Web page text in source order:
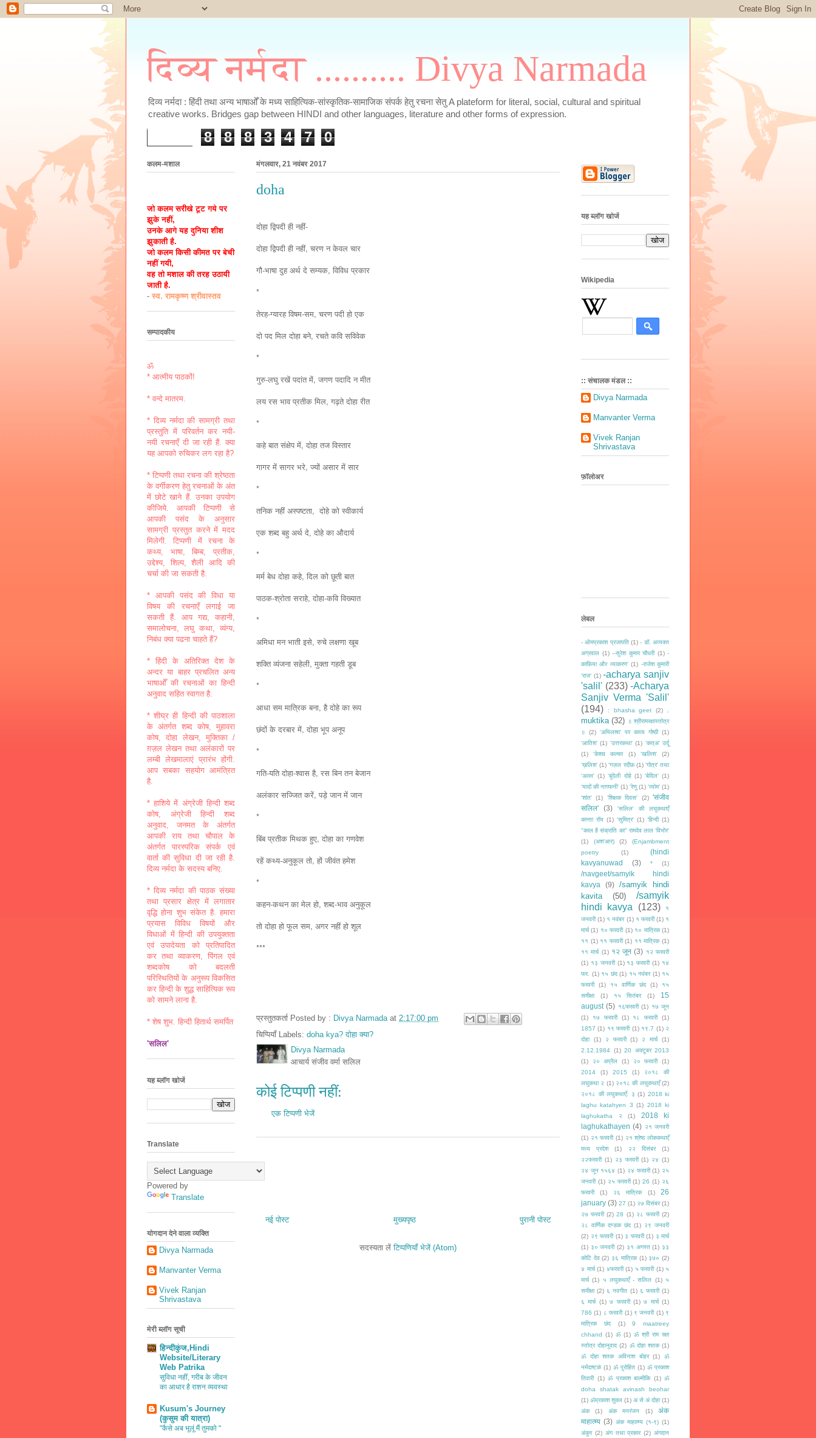
दिव्य नर्मदा .......... Divya Narmada
दिव्य नर्मदा : हिंदी तथा अन्य भाषाओँ के मध्य साहित्यिक-सांस्कृतिक-सामाजिक संपर्क हेतु रचना सेतु A plateform for literal, social, cultural and spiritual
creative works. Bridges gap between HINDI and other languages, literature and other forms of expression.
8 8 8 3 4 7 0
मंगलवार, 21 नवंबर 2017
doha
दोहा द्विपदी ही नहीं-
दोहा द्विपदी ही नहीं, चरण न केवल चार
गौ-भाषा दुह अर्थ दे सम्यक, विविध प्रकार
*
तेरह-ग्यारह विषम-सम, चरण पदी हो एक
दो पद मिल दोहा बने, रचते कवि सविवेक
*
गुरु-लघु रखें पदांत में, जगण पदादि न मीत
लय रस भाव प्रतीक मिल, गढ़ते दोहा रीत
*
कहे बात संक्षेप में, दोहा तज विस्तार
गागर में सागर भरे, ज्यों असार में सार
*
तनिक नहीं अस्पष्टता,  दोहे को स्वीकार्य
एक शब्द बहु अर्थ दे, दोहे का औदार्य
*
मर्म बेध दोहा कहे, दिल को छूती बात
पाठक-श्रोता सराहे, दोहा-कवि विख्यात
*
अमिधा मन भाती इसे, रुचे लक्षणा खूब
शक्ति व्यंजना सहेली, मुक्ता गहती डूब
*
आधा सम मात्रिक बना, है दोहे का रूप
छंदों के दरबार में, दोहा भूप अनूप
*
गति-यति दोहा-श्वास है, रस बिन तन बेजान
अलंकार सज्जित करें, पड़े जान में जान
*
बिंब प्रतीक मिथक हुए, दोहा का गणवेश
रहें कथ्य-अनुकूल तो, हों जीवंत हमेश
*
कहन-कथन का मेल हो, शब्द-भाव अनुकूल
तो दोहा हो फूल सम, अगर नहीं हो शूल
***
प्रस्तुतकर्ता Posted by : Divya Narmada at 2:17:00 pm
चिप्पियाँ Labels: doha kya? दोहा क्या?
Divya Narmada
आचार्य संजीव वर्मा सलिल
कोई टिप्पणी नहीं:
एक टिप्पणी भेजें
नई पोस्ट पुरानी पोस्ट
मुख्यपृष्ठ
सदस्यता लेंटिप्पणियाँ भेजें (Atom)
कलम-मशाल
जो कलम सरीखे टूट गये पर
झुके नहीं,
उनके आगे यह दुनिया शीश
झुकाती है.
जो कलम किसी कीमत पर बेची
नहीं गयी,
वह तो मशाल की तरह उठायी
जाती है.
- स्व. रामकृष्ण श्रीवास्तव
सम्पादकीय
ॐ
* आत्मीय पाठकों!
* वन्दे मातरम.
* दिव्य नर्मदा की सामग्री तथा
प्रस्तुति में परिवर्तन कर नयी-
नयी रचनाएँ दी जा रही हैं. क्या
यह आपको रुचिकर लग रहा है?
* टिप्पणी तथा रचना की श्रेष्ठता
के वर्गीकरण हेतु रचनाओं के अंत
में छोटे खाने हैं. उनका उपयोग
कीजिये. आपकी टिप्पणी से
आपकी पसंद के अनुसार
सामग्री प्रस्तुत करने में मदद
मिलेगी. टिप्पणी में रचना के
कथ्य, भाषा, बिम्ब, प्रतीक,
उद्देश्य, शिल्प, शैली आदि की
चर्चा की जा सकती है.
* आपकी पसंद की विधा या
विषय की रचनाएँ लगाई जा
सकती हैं. आप गद्य, कहानी,
समालोचना, लघु कथा, व्यंग्य,
निबंध क्या पढना चाहते हैं?
* हिंदी के अतिरिक्त देश के
अन्दर या बाहर प्रचलित अन्य
भाषाओँ की रचनाओं का हिन्दी
अनुवाद सहित स्वागत है.
* शीघ्र ही हिन्दी की पाठशाला
के अंतर्गत शब्द कोष, मुहावरा
कोष, दोहा लेखन, मुक्तिका /
ग़ज़ल लेखन तथा अलंकारों पर
लम्बी लेखमालाएं प्रारंभ होंगी.
आप सबका सहयोग आमंत्रित
है.
* हाशिये में अंग्रेजी हिन्दी शब्द
कोष, अंग्रेजी हिन्दी शब्द
अनुवाद, जनमत के अंतर्गत
आपकी राय तथा चौपाल के
अंतर्गत पारस्परिक संपर्क एवं
वार्ता की सुविधा दी जा रही है.
दिव्य नर्मदा के सदस्य बनिए.
* दिव्य नर्मदा की पाठक संख्या
तथा प्रसार क्षेत्र में लगातार
वृद्धि होना शुभ संकेत है. हमारा
प्रयास विविध विषयों और
विधाओं में हिन्दी की उपयुक्तता
एवं उपादेयता को प्रतिपादित
कर तथा व्याकरण, पिंगल एवं
शब्दकोष को बदलती
परिस्थितियों के अनुरूप विकसित
कर हिन्दी के शुद्ध साहित्यिक रूप
को सामने लाना है.
* शेष शुभ. हिन्दी हितार्थ समर्पित
'सलिल'
यह ब्लॉग खोजें
Translate
Powered by
Translate
योगदान देने वाला व्यक्ति
Divya Narmada
Manvanter Verma
Vivek Ranjan
Shrivastava
मेरी ब्लॉग सूची
हिन्दीकुंज,Hindi
Website/Literary
Web Patrika
सुविधा नहीं, गरीब के जीवन
का आधार है राशन व्यवस्था
Kusum's Journey
(कुसुम की यात्रा)
"कैसे अब भूलूं मैं तुमको "
यह ब्लॉग खोजें
Wikipedia
:: संचालक मंडल ::
Divya Narmada
Manvanter Verma
Vivek Ranjan
Shrivastava
फ़ॉलोअर
लेबल
- ओमप्रकाश प्रजापति (1) - डॉ. अव्यक्त
अग्रवाल (1) --सुरेश कुमार चौधरी (1) -
काफ़िया और व्याकरण' (1) -राजेश कुमारी
‘राज‘ (1) -acharya sanjiv
'salil' (233) -Acharya
Sanjiv Verma 'Salil'
(194)
: bhasha geet (2)
muktika (32)
॥ श्रीरामरक्षास्तोत्र
॥
(2) 'अभिलाषा' पर काव्य गोष्ठी (1)
'आतिश' (1) 'उत्तरकथा' (1) 'कत्अ' उर्दू
(1)
'केशव कल्चर (1) 'खलिश'
(2)
’ख़लिश' (1) 'गज़ल रदीफ़ (1) 'गोत्र' तथा
'अल्ल' (1) 'बुंदेली दोहे (1) 'बेदिल' (1)
‘यादों की नागफनी’ (1) 'रेणु (1) 'व्योम' (1)
'शांत' (1) 'शिक्षक दिवस' (2) 'संजीव
सलिल'
(3)
'सलिल' की लघुकथाएँ
कान्ता रॉय (1) 'सुमित्र' (1) ‘हिन्दी (1)
"काल है संक्रांति का" रामदेव लाल 'विभोर'
(1)
(अश'आर) (2)
(Enjambment
poetry
(1)
(hindi
kavyanuwad
(3) * (1)
/navgeet/samyik hindi
kavya
(9)
/samyik hindi
kavita
(50)
/samyik
hindi kavya
(123)
१
जनवरी (1) १ नवंबर (1) १ फरवरी (1) १
मार्च (1) १० फरवरी (1) १० मात्रिक (1)
११ (1) ११ फरवरी (1) ११ मात्रिक (1)
११ मार्च (1) १२ जून (3) १२ फरवरी
(1) १३ जनवरी (1) १३ फरवरी (1) १४
फर. (1) १५ छंद (1) १५ नवंबर (1) १५
फरवरी
(1) १५ वार्णिक छंद (1)
१५
समीक्षा
(1) १५ सितंबर (1)
15
august (5) १६फरवरी (1) १७ जून
(1)
१७ फरवरी (1) १८ फरवरी
(1)
1857 (1) १९ फरवरी (1) १९.7 (1) २
दोहा
(1) २ फरवरी (1) २ मार्च
(1)
2.12.1984 (1) 20 अक्टूबर 2013
(1)
२० अप्रैल (1) २० फरवरी
(1)
2014
(1) 2015 (1)
२०१८ की
लघुकथा २ (1) २०१८ की लघुकथाएँ (2)
२०१८ की लघुकथाएँ: ३ (1) 2018 ki
laghu katahyen 3 (1) 2018 ki
laghukatha २
(1)
2018 ki
laghukathayen (4) २१ जनवरी
(1) २१ फरवरी (1) २१ श्रेष्ठ लोककथाएँ
मध्य प्रदेश
(1) २२ दिसंबर
(1)
२२फरवरी (1) २३ फरवरी (1) २४ (1)
२४ जून १५६४ (1) २४ फरवरी (1) २५
जनवरी (1) २५ फरवरी (1) 26 (1) २६
फरवरी
(1) २६ मात्रिक (1)
26
january (3) 27 (1) २७ दिसंबर (1)
२७ फरवरी (2) 28 (1) २८ फरवरी (2)
२८ वार्णिक दण्डक छंद (1) २९ जनवरी
(2) २९ फरवरी (1) ३ फरवरी (1) ३ मार्च
(1) ३० जनवरी (2) ३१ अगस्त (1) ३३
कोटि देव (2) ३६ मात्रिक (1) ३७० (2)
४ मार्च (1) ४फरवरी (1) ५ फरवरी (1) ५
मार्च (1) ५ लघुकथाएँ - सलिल (1) ५
समीक्षा (2) ६ नवगीत (1) ६ फरवरी (1)
६ मार्च (1) ७ फरवरी (1) ७ मार्च (1)
786 (1) ८ फरवरी (1) ९ जनवरी (1) ९
मात्रिक छंद
(1)
9 maatreey
chhand (1) ॐ (1) ॐ श्री राम रक्षा
स्तोत्र दोहानुवाद (2) ॐ दोहा शतक (1)
ॐ दोहा शतक अविनाश बोहर
(1)
ॐ
नर्मदाष्टकं (1) ॐ पुरोहित (1) ॐ प्रकाश
तिवारी (1) ॐ प्रकाश बाल्मीकि (1) ॐ
doha shatak avinash beohar
(1) ॐप्रकाश शुक्ल (1) अ से अं दोहा (1)
अंक
(1) अंक मनरंजन (1)
अंक
माहात्म्य (3) अंक माहात्म्य (१-९) (1)
अंकुर (2) अंग तथा प्रकार (2) अंगदान